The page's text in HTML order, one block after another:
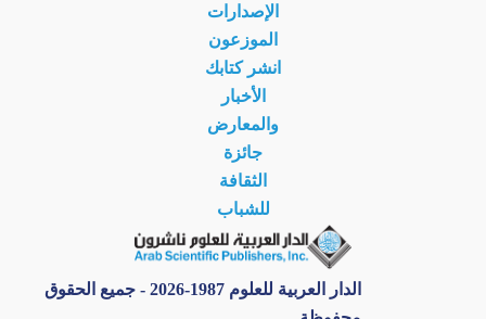
الإصدارات
الموزعون
انشر كتابك
الأخبار
والمعارض
جائزة
الثقافة
للشباب
الدار العربية للعلوم 1987-2026 - جميع الحقوق